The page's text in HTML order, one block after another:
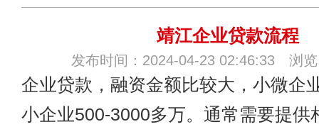
靖江企业贷款流程
发布时间：2024-04-23 02:46:33 浏览
企业贷款，融资金额比较大，小微企
小企业500-3000多万。通常需要提供